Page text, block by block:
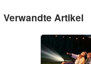
Verwandte Artikel